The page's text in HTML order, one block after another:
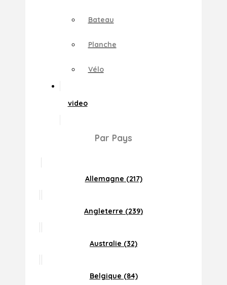
Bateau
Planche
Vélo
video
Par Pays
Allemagne (217)
Angleterre (239)
Australie (32)
Belgique (84)